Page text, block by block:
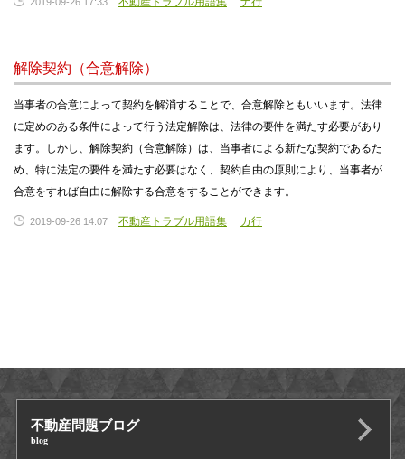
解除契約（合意解除）
当事者の合意によって契約を解消することで、合意解除ともいいます。法律
に定めのある条件によって行う法定解除は、法律の要件を満たす必要があり
ます。しかし、解除契約（合意解除）は、当事者による新たな契約であるた
め、特に法定の要件を満たす必要はなく、契約自由の原則により、当事者が
合意をすれば自由に解除する合意をすることができます。
2019-09-26 14:07 不動産トラブル用語集 カ行
不動産問題ブログ
blog